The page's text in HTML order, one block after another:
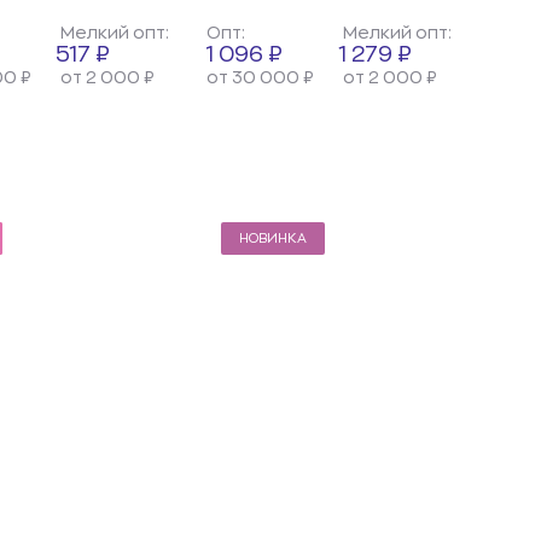
Мелкий опт:
517 ₽
₽ от 2 000 ₽
Опт: Мелкий опт:
1 096 ₽ 1 279 ₽
от 30 000 ₽ от 2 000 ₽
НОВИНКА